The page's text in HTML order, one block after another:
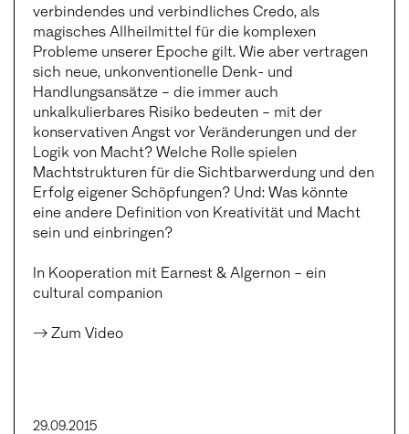
verbindendes und verbindliches Credo, als
magisches Allheilmittel für die komplexen
Probleme unserer Epoche gilt. Wie aber vertragen
sich neue, unkonventionelle Denk- und
Handlungsansätze – die immer auch
unkalkulierbares Risiko bedeuten – mit der
konservativen Angst vor Veränderungen und der
Logik von Macht? Welche Rolle spielen
Machtstrukturen für die Sichtbarwerdung und den
Erfolg eigener Schöpfungen? Und: Was könnte
eine andere Definition von Kreativität und Macht
sein und einbringen?
In Kooperation mit Earnest & Algernon – ein
cultural companion
→ Zum Video
29.09.2015